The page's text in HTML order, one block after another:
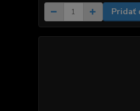
Pridať